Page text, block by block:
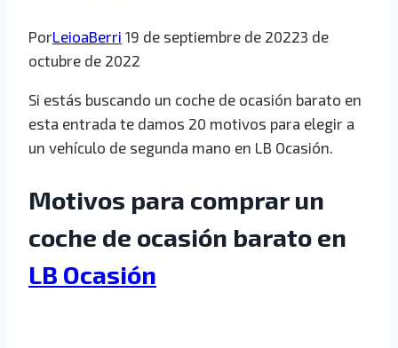
PorLeioaBerri 19 de septiembre de 20223 de
octubre de 2022
Si estás buscando un coche de ocasión barato en
esta entrada te damos 20 motivos para elegir a
un vehículo de segunda mano en LB Ocasión.
Motivos para comprar un
coche de ocasión barato en
LB Ocasión